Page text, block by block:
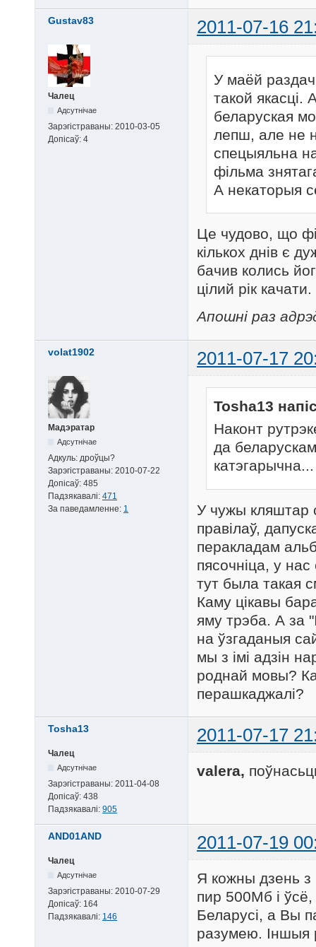
Gustav83 2011-07-16
Чалец
Адсутнічае
Зарэгістраваны: 2010-03-05
Допісаў: 4
У маёй
такой
беларуская
лепш, але не
спецыяльна
фільма
А некаторыя
Це чудово, що
кількох днів є
бачив колись
цілий рік качати.
Апошні раз
volat1902 2011-07-17
Мадэратар
Адсутнічае
Адкуль: дроўцы?
Зарэгістраваны: 2010-07-22
Допісаў: 485
Падзякавалі: 471
За паведамленне: 1
Tosha13
Наконт
да
катэгарычна...
У чужы кляштар
правілаў,
перакладам
пясочніца, у
тут была такая
Каму цікавы
яму трэба. А за
на ўзгаданыя
мы з імі адзін
роднай мовы?
перашкаджалі?
Tosha13 2011-07-17
Чалец
Адсутнічае
Зарэгістраваны: 2011-04-08
Допісаў: 438
Падзякавалі: 905
valera,
AND01AND 2011-07-19
Чалец
Адсутнічае
Зарэгістраваны: 2010-07-29
Допісаў: 164
Падзякавалі: 146
Я кожны дзень з
пир 500Мб і
Беларусі, а Вы
разумею. Іншыя